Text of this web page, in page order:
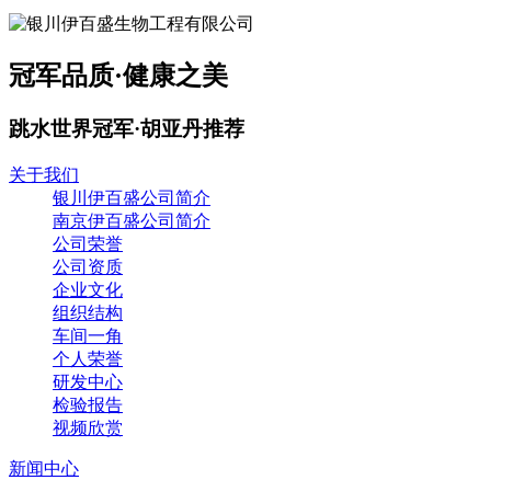
冠军品质·健康之美
跳水世界冠军·胡亚丹推荐
关于我们
银川伊百盛公司简介
南京伊百盛公司简介
公司荣誉
公司资质
企业文化
组织结构
车间一角
个人荣誉
研发中心
检验报告
视频欣赏
新闻中心